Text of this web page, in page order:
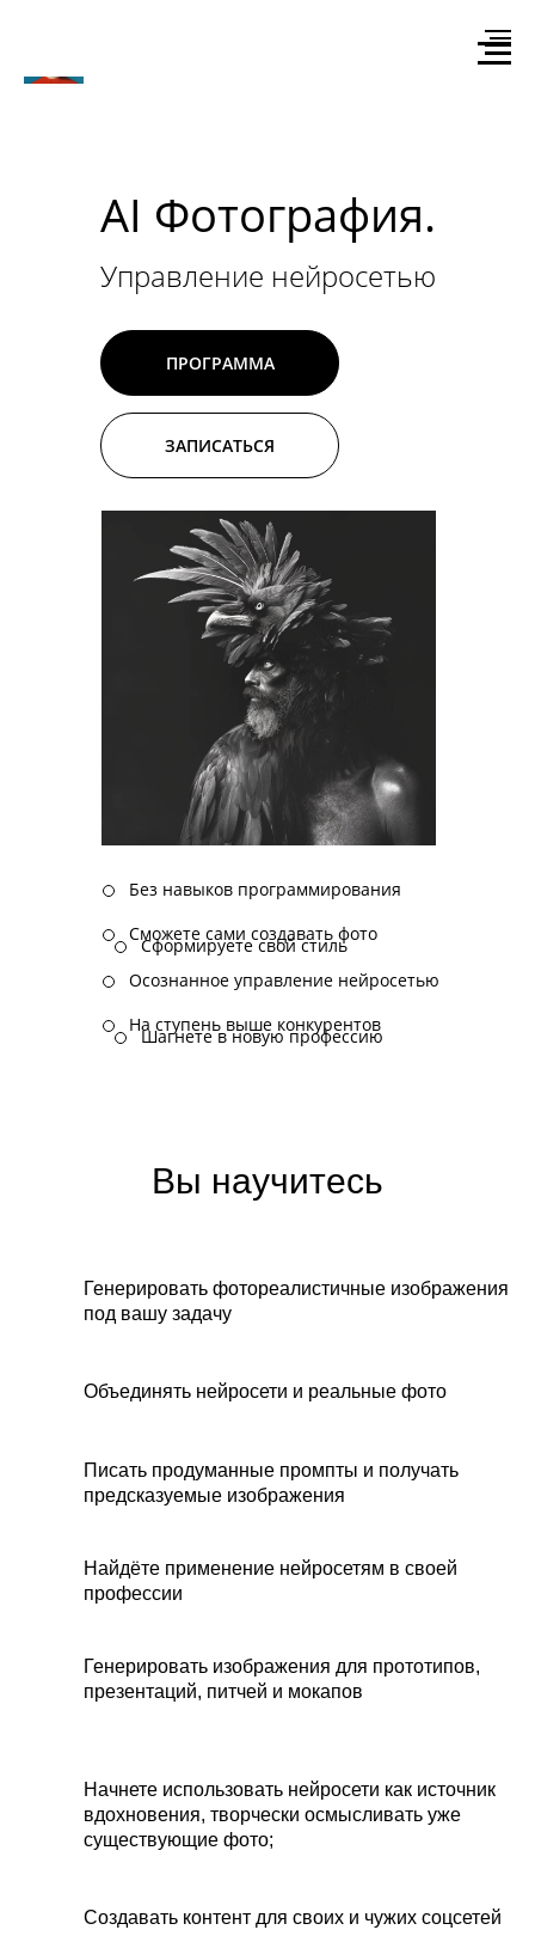
AI Фотография.
Управление нейросетью
ПРОГРАММА
ЗАПИСАТЬСЯ
Без навыков программирования
Сможете сами создавать фото
Осознанное управление нейросетью
На ступень выше конкурентов
Сформируете свой стиль
Шагнете в новую профессию
Вы научитесь
Генерировать фотореалистичные изображения
под вашу задачу
Объединять нейросети и реальные фото
Писать продуманные промпты и получать
предсказуемые изображения
Найдёте применение нейросетям в своей
профессии
Генерировать изображения для прототипов,
презентаций, питчей и мокапов
Начнете использовать нейросети как источник
вдохновения, творчески осмысливать уже
существующие фото;
Создавать контент для своих и чужих соцсетей